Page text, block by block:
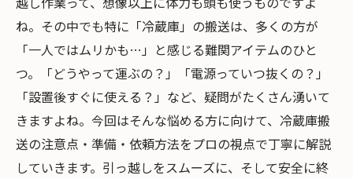
ね。その中でも特に「冷蔵庫」の搬送は、多くの方が
「一人ではムリかも…」と感じる難関アイテムのひと
つ。「どうやって運ぶの？」「電源っていつ抜くの？」
「設置後すぐに使える？」など、疑問がたくさん湧いて
きますよね。今回はそんな悩める方に向けて、冷蔵庫搬
送の注意点・準備・依頼方法をプロの視点で丁寧に解説
していきます。引っ越しをスムーズに、そして安全に終